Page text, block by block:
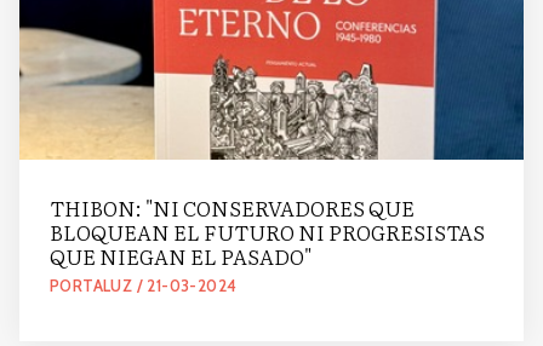
THIBON: "NI CONSERVADORES QUE
BLOQUEAN EL FUTURO NI PROGRESISTAS
QUE NIEGAN EL PASADO"
PORTALUZ / 21-03-2024